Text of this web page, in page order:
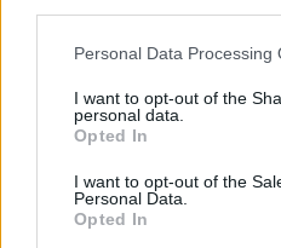
Please note that this website/
not limited to your visit or
grant or deny consent to
use your data for below
consent section.
Personal Data Processing
I want to opt-out of the
personal data.
Opted In
I want to opt-out of the
Personal Data.
Opted In